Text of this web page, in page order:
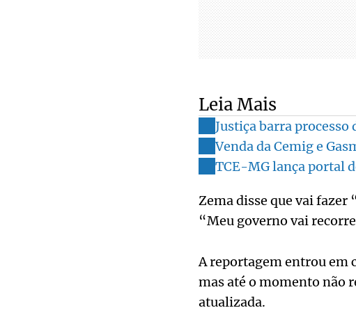
Leia Mais
Justiça barra
Venda da Cemig e
TCE-MG lança portal
Zema disse que vai fazer
“Meu governo vai
A reportagem entrou em
mas até o momento não
atualizada.